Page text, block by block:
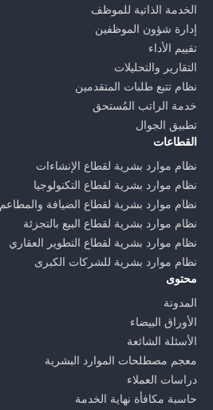
الخدمة الذاتية للموظف
إدارة شؤون الموظفين
تقييم الأداء
التقارير والتحليلات
نظام تتبع طلبات المتقدمين
خدمة الراتب المُستحق
تطبيق الجوال
القطاعات
نظام موارد بشرية لقطاع الإنشاءات
نظام موارد بشرية لقطاع التكنولوجيا
نظام موارد بشرية لقطاع الضيافة والمطاعم
نظام موارد بشرية لقطاع البيع بالتجزئة
نظام موارد بشرية لقطاع التطوير العقاري
نظام موارد بشرية للشركات الكبرى
محتوى
المدونة
الأوراق البيضاء
الأسئلة الشائعة
معجم مصطلحات الموارد البشرية
دراسات العملاء
حاسبة مكافأة نهاية الخدمة